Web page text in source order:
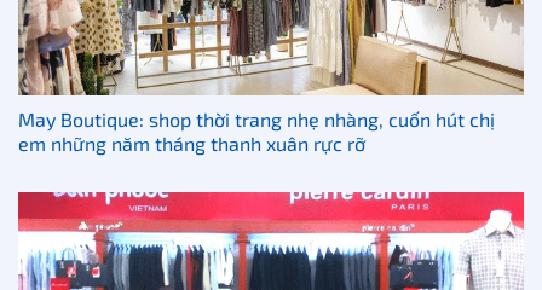
May Boutique: shop thời trang nhẹ nhàng, cuốn hút chị
em những năm tháng thanh xuân rực rỡ